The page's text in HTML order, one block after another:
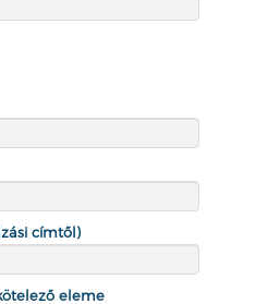
címtől)
eleme